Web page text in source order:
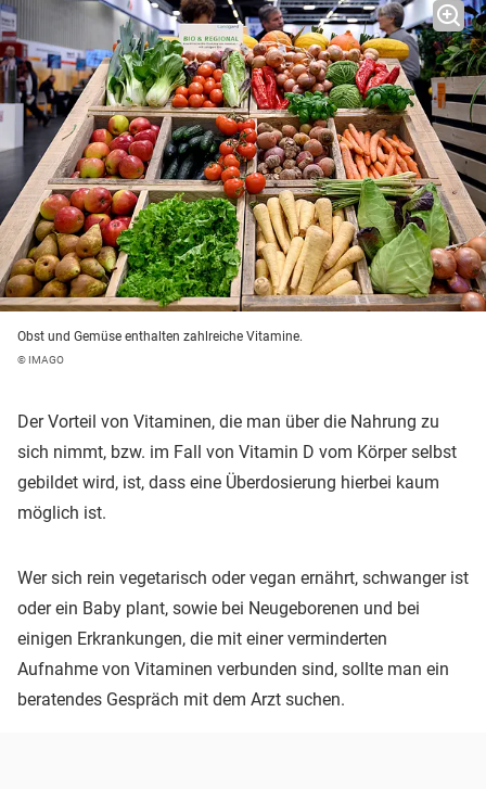
Obst und Gemüse enthalten zahlreiche Vitamine.
© IMAGO
Der Vorteil von Vitaminen, die man über die Nahrung zu
sich nimmt, bzw. im Fall von Vitamin D vom Körper selbst
gebildet wird, ist, dass eine Überdosierung hierbei kaum
möglich ist.
Wer sich rein vegetarisch oder vegan ernährt, schwanger ist
oder ein Baby plant, sowie bei Neugeborenen und bei
einigen Erkrankungen, die mit einer verminderten
Aufnahme von Vitaminen verbunden sind, sollte man ein
beratendes Gespräch mit dem Arzt suchen.